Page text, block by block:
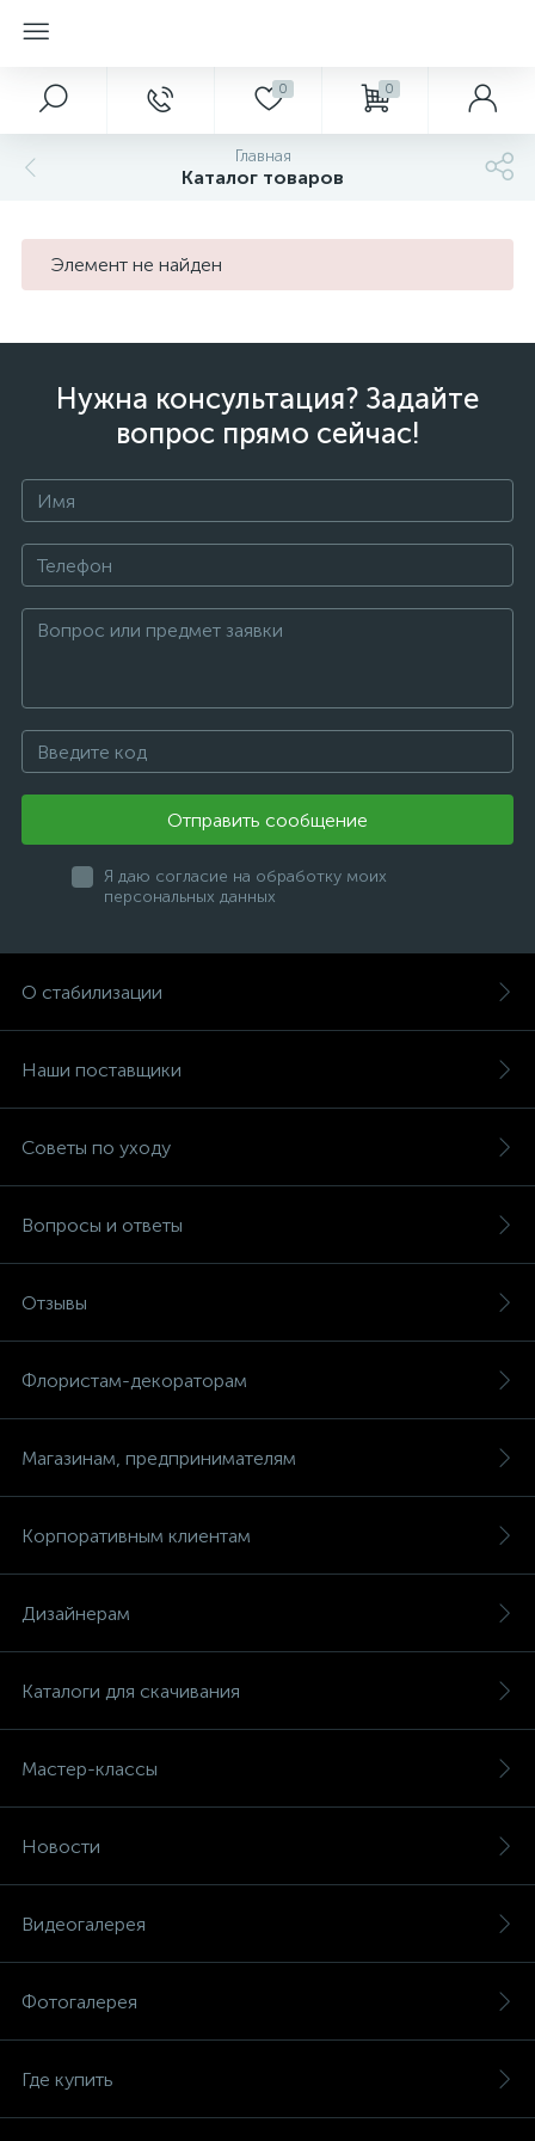
0 0
Главная
Каталог товаров
Элемент не найден
Нужна консультация? Задайте
вопрос прямо сейчас!
Отправить сообщение
Я даю согласие на обработку моих
персональных данных
О стабилизации
Наши поставщики
Советы по уходу
Вопросы и ответы
Отзывы
Флористам-декораторам
Магазинам, предпринимателям
Корпоративным клиентам
Дизайнерам
Каталоги для скачивания
Мастер-классы
Новости
Видеогалерея
Фотогалерея
Где купить